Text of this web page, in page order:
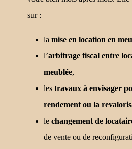
sur :
la mise en location en
l’arbitrage fiscal entre
meublée,
les travaux à envisager
rendement ou la
le changement de
de vente ou de